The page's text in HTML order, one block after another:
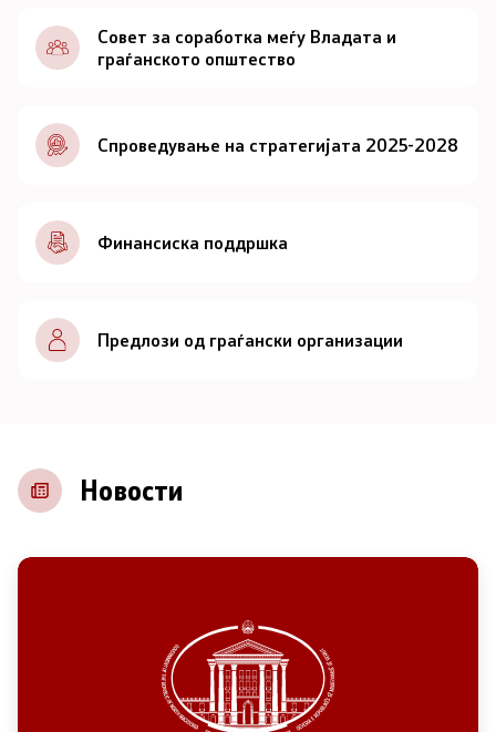
Документи
Совет
За советот
Документи
Записници и дневни редови од седниците на
Советот
Контакт
Основање на здружение
Совет за соработка меѓу Владата и
граѓанското општество
Спроведување на стратегијата 2025-2028
Финансиска поддршка
Предлози од граѓански организации
Новости